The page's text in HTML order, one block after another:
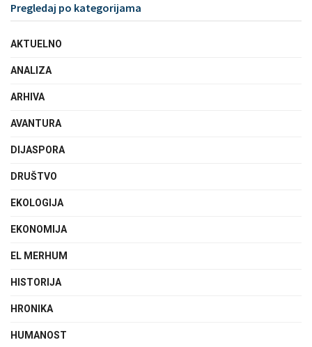
Pregledaj po kategorijama
AKTUELNO
ANALIZA
ARHIVA
AVANTURA
DIJASPORA
DRUŠTVO
EKOLOGIJA
EKONOMIJA
EL MERHUM
HISTORIJA
HRONIKA
HUMANOST